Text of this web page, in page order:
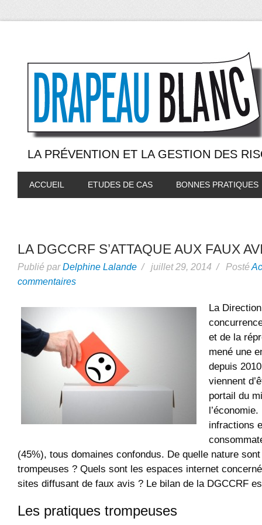
LA PRÉVENTION ET LA GESTION DES
ACCUEIL ETUDES DE CAS BONNES PRATIQUES
LA DGCCRF S’ATTAQUE AUX FAUX
Publié parDelphine Lalande / juillet 29, 2014 / Posté
commentaires
La
et de la
mené une
depuis
viennent
portail du
infractions
(45%), tous domaines confondus. De quelle nature
trompeuses ? Quels sont les espaces internet
sites diffusant de faux avis ? Le bilan de la DGCCRF
Les pratiques trompeuses